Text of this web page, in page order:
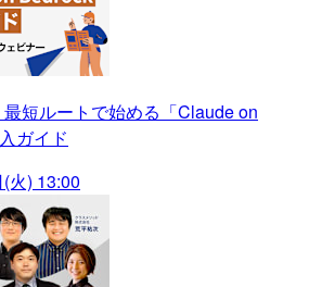
最短ルートで始める「Claude on
ガイド
火) 13:00